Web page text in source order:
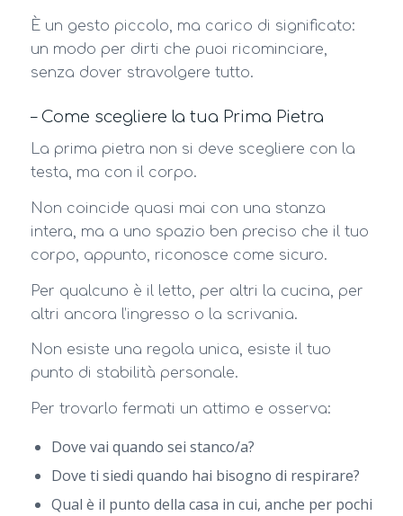
È un gesto piccolo, ma carico di significato:
un modo per dirti che puoi ricominciare,
senza dover stravolgere tutto.
– Come scegliere la tua Prima Pietra
La prima pietra non si deve scegliere con la
testa, ma con il corpo.
Non coincide quasi mai con una stanza
intera, ma a uno spazio ben preciso che il tuo
corpo, appunto, riconosce come sicuro.
Per qualcuno è il letto, per altri la cucina, per
altri ancora l’ingresso o la scrivania.
Non esiste una regola unica, esiste il tuo
punto di stabilità personale.
Per trovarlo fermati un attimo e osserva:
Dove vai quando sei stanco/a?
Dove ti siedi quando hai bisogno di respirare?
Qual è il punto della casa in cui, anche per pochi